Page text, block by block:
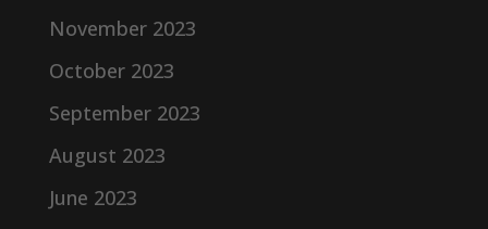
November 2023
October 2023
September 2023
August 2023
June 2023